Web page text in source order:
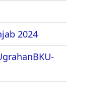
2024